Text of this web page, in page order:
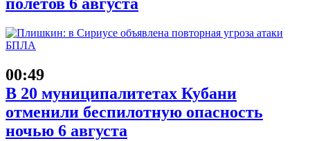
полетов 6 августа
00:49
В 20 муниципалитетах Кубани
отменили беспилотную опасность
ночью 6 августа